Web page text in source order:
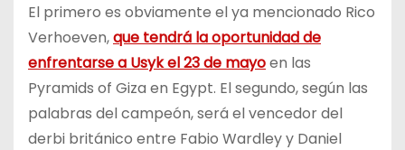
El primero es obviamente el ya mencionado Rico
Verhoeven,que tendrá la oportunidad de
enfrentarse a Usyk el 23 de mayoen las
Pyramids of Giza en Egypt. El segundo, según las
palabras del campeón, será el vencedor del
derbi británico entre Fabio Wardley y Daniel